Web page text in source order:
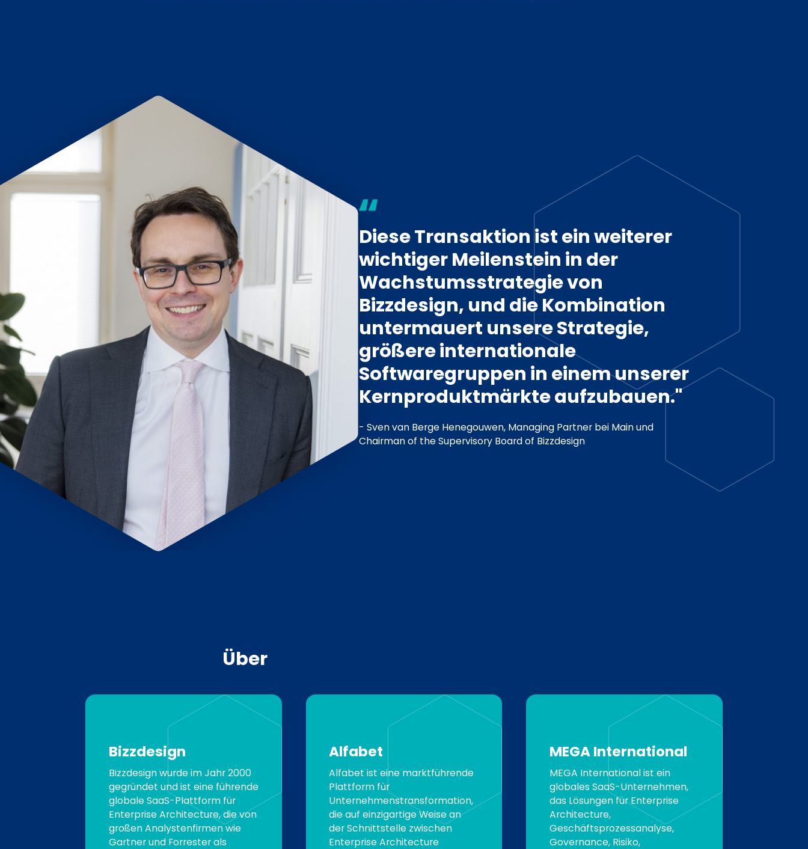
Diese Transaktion ist ein weiterer
wichtiger Meilenstein in der
Wachstumsstrategie von
Bizzdesign, und die Kombination
untermauert unsere Strategie,
größere internationale
Softwaregruppen in einem unserer
Kernproduktmärkte aufzubauen."
- Sven van Berge Henegouwen, Managing Partner bei Main und
Chairman of the Supervisory Board of Bizzdesign
Über
Bizzdesign
Bizzdesign wurde im Jahr 2000
gegründet und ist eine führende
globale SaaS-Plattform für
Enterprise Architecture, die von
großen Analystenfirmen wie
Gartner und Forrester als
Alfabet
Alfabet ist eine marktführende
Plattform für
Unternehmenstransformation,
die auf einzigartige Weise an
der Schnittstelle zwischen
Enterprise Architecture
MEGA International
MEGA International ist ein
globales SaaS-Unternehmen,
das Lösungen für Enterprise
Architecture,
Geschäftsprozessanalyse,
Governance, Risiko,